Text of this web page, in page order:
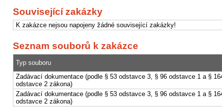
Související zakázky
K zakázce nejsou napojeny žádné související zakázky!
Seznam souborů k zakázce
Typ souboru
Zadávací dokumentace (podle § 53 odstavce 3, § 96 odstavce 1 a §
odstavce 2 zákona)
Zadávací dokumentace (podle § 53 odstavce 3, § 96 odstavce 1 a §
odstavce 2 zákona)